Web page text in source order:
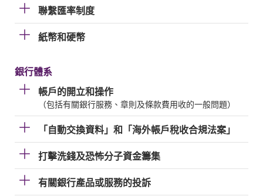
聯繫匯率制度
紙幣和硬幣
銀行體系
帳戶的開立和操作
（包括有關銀行服務、章則及條款費用收的一般問題）
「自動交換資料」和「海外帳戶稅收合規法案」
打擊洗錢及恐怖分子資金籌集
有關銀行產品或服務的投訴